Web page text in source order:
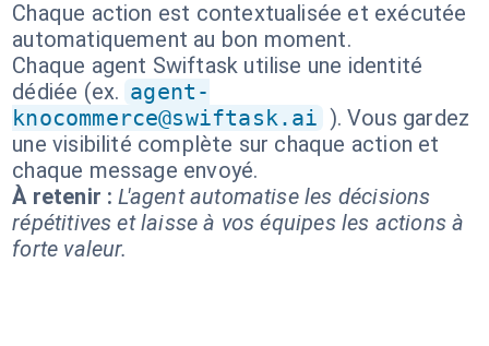
Chaque action est contextualisée et exécutée
automatiquement au bon moment.
Chaque agent Swiftask utilise une identité
dédiée (ex. agent-
knocommerce@swiftask.ai ). Vous gardez
une visibilité complète sur chaque action et
chaque message envoyé.
À retenir : L'agent automatise les décisions
répétitives et laisse à vos équipes les actions à
forte valeur.